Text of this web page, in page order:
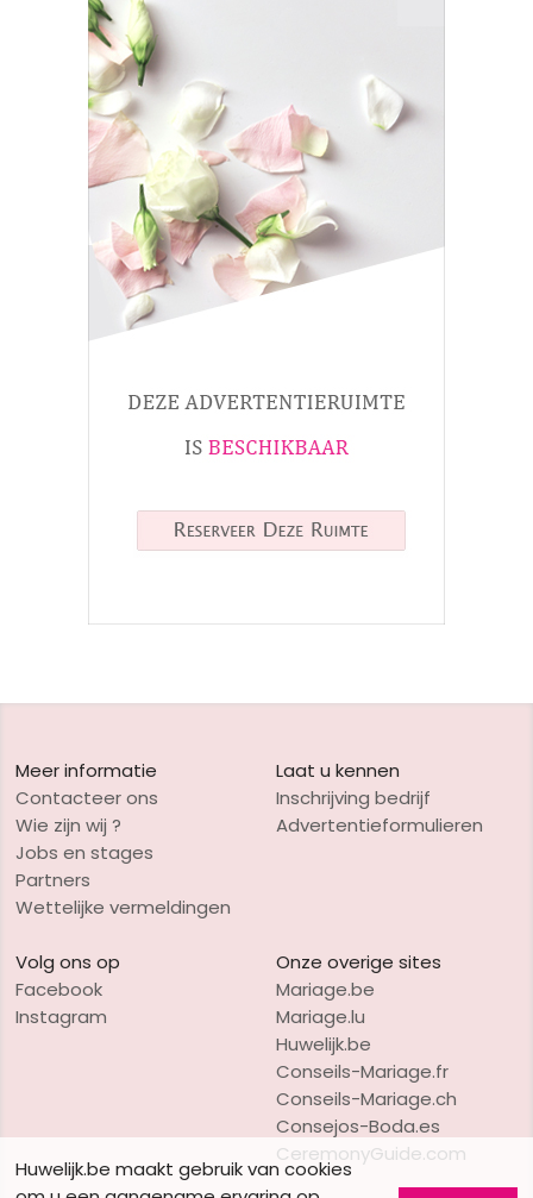
Meer informatie
Contacteer ons
Wie zijn wij ?
Jobs en stages
Partners
Wettelijke vermeldingen
Laat u kennen
Inschrijving bedrijf
Advertentieformulieren
Volg ons op
Facebook
Instagram
Onze overige sites
Mariage.be
Mariage.lu
Huwelijk.be
Conseils-Mariage.fr
Conseils-Mariage.ch
Consejos-Boda.es
CeremonyGuide.com
Huwelijk.be maakt gebruik van cookies